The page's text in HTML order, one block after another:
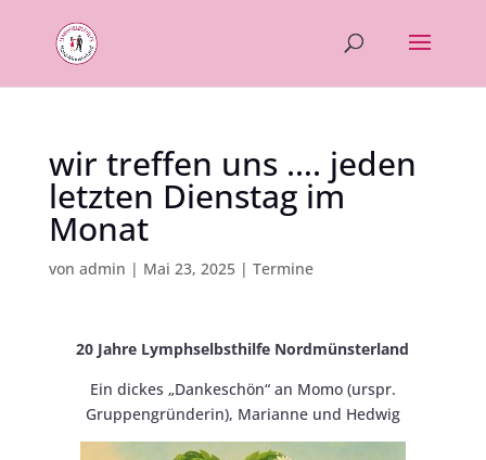
wir treffen uns …. jeden
letzten Dienstag im
Monat
von admin | Mai 23, 2025| Termine
20 Jahre Lymphselbsthilfe Nordmünsterland
Ein dickes „Dankeschön“ an Momo (urspr.
Gruppengründerin), Marianne und Hedwig